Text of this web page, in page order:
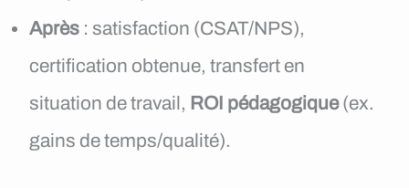
Après : satisfaction (CSAT/NPS),
certification obtenue, transfert en
situation de travail, ROI pédagogique(ex.
gains de temps/qualité).